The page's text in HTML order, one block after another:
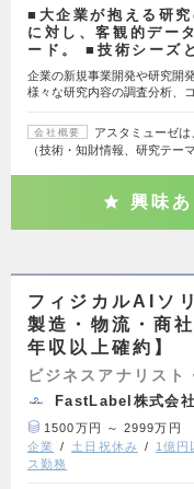
■大企業が抱える研
に対し、客観的デー
ード。 ■技術シーズ
企業の新規事業開発や研究開
様々な研究内容の調査分析、
会社概要
アスタミューゼ
（技術・知財情報、研究テー
興味あ
フィジカルAIソ
製造・物流・商
年収以上確約】
ビジネスアナリスト
FastLabel株式会社
1500万円 ～ 2999万円
企業
土日祝休み 1億円
ス勤務